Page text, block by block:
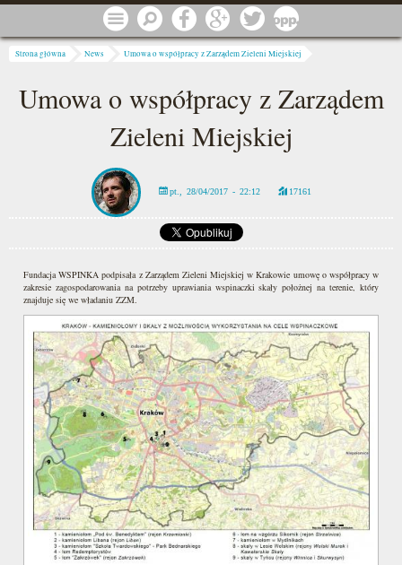
Przejdź do treści Menu Szukaj Facebook Google Twitter
Jesteś tutaj
Strona główna News Umowa o współpracy z Zarządem Zieleni Miejskiej
Umowa o współpracy z Zarządem
Zieleni Miejskiej
pt., 28/04/2017 - 22:12 17161
Fundacja WSPINKA podpisała z Zarządem Zieleni Miejskiej w Krakowie umowę o współpracy w
zakresie zagospodarowania na potrzeby uprawiania wspinaczki skały położnej na terenie, który
znajduje się we władaniu ZZM.